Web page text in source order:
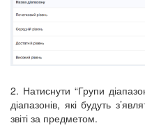
2. Натиснути “Групи
діапазонів, які будуть
звіті за предметом.